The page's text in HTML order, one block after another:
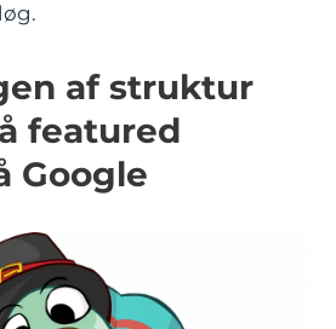
af struktur
featured
Google